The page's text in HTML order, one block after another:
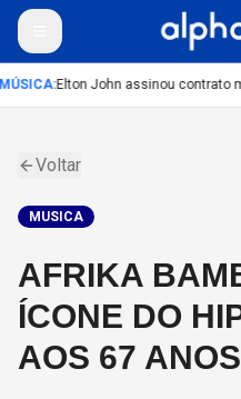
:Elton John assinou contrato
Voltar
MUSICA
AFRIKA
ÍCONE DO
AOS 67 ANOS